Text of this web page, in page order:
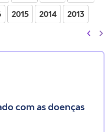
2015 2014 2013